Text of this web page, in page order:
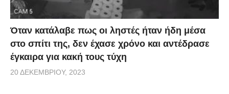
Όταν κατάλαβε πως οι ληστές ήταν ήδη μέσα
στο σπίτι της, δεν έχασε χρόνο και αντέδρασε
έγκαιρα για κακή τους τύχη
20 ΔΕΚΕΜΒΡΊΟΥ, 2023